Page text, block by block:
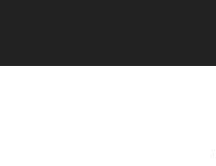
contenido